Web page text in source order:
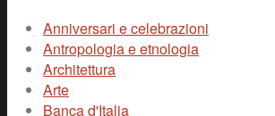
Anniversari e celebrazioni
Antropologia e etnologia
Architettura
Arte
Banca d'Italia